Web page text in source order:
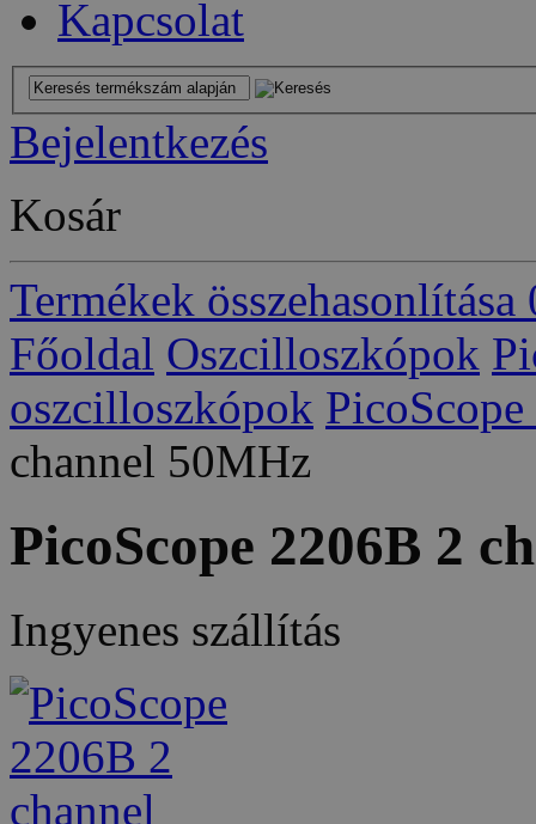
Kapcsolat
Bejelentkezés
Kosár
Termékek összehasonlítása
Főoldal Oszcilloszkópok
oszcilloszkópok
channel 50MHz
PicoScope 2206B 2
Ingyenes szállítás